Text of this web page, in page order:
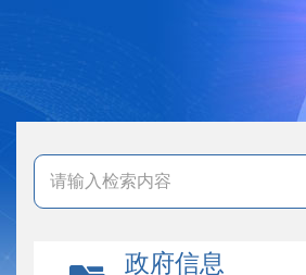
政府信息